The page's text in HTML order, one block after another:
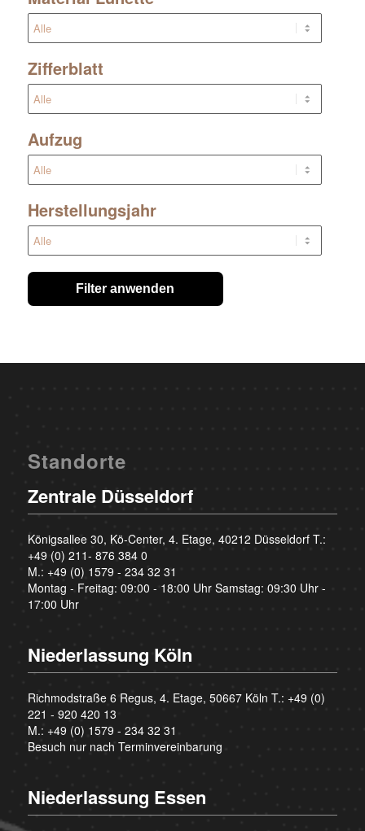
Zifferblatt
Aufzug
Herstellungsjahr
Filter anwenden
Standorte
Zentrale Düsseldorf
Königsallee 30, Kö-Center, 4. Etage, 40212 Düsseldorf T.:
+49 (0) 211- 876 384 0
M.: +49 (0) 1579 - 234 32 31
Montag - Freitag: 09:00 - 18:00 Uhr Samstag: 09:30 Uhr -
17:00 Uhr
Niederlassung Köln
Richmodstraße 6 Regus, 4. Etage, 50667 Köln T.: +49 (0)
221 - 920 420 13
M.: +49 (0) 1579 - 234 32 31
Besuch nur nach Terminvereinbarung
Niederlassung Essen